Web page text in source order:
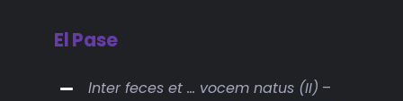
El Pase
lnter feces et … vocem natus (II) –